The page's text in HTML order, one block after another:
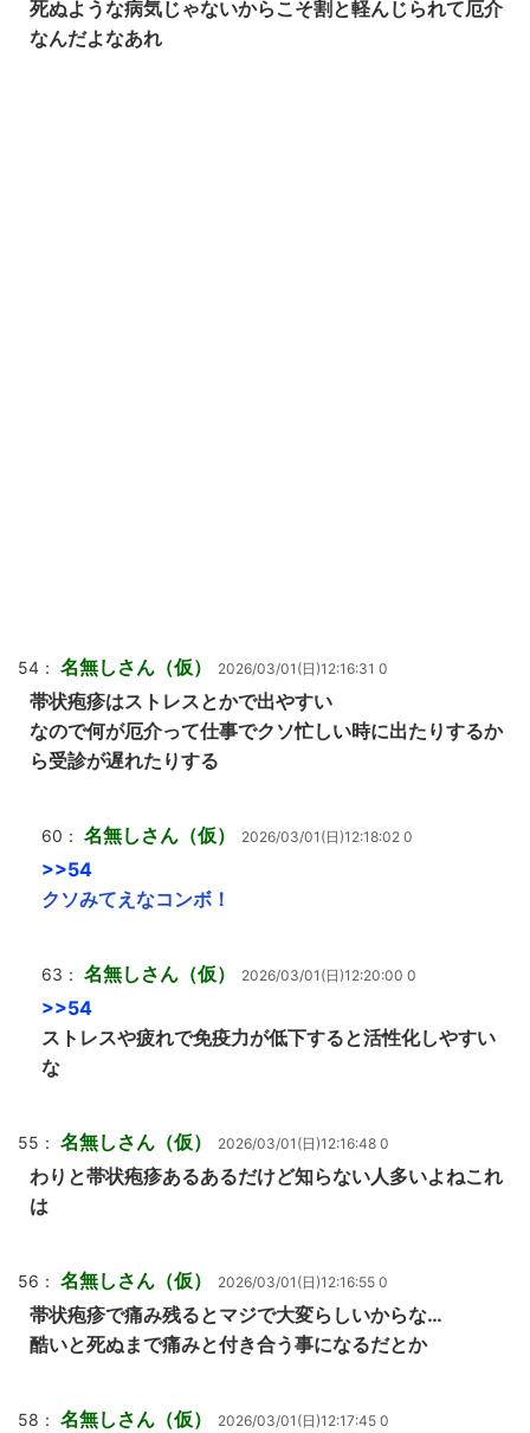
死ぬような病気じゃないからこそ割と軽んじられて厄介
なんだよなあれ
54： 名無しさん（仮） 2026/03/01(日)12:16:31 0
帯状疱疹はストレスとかで出やすい
なので何が厄介って仕事でクソ忙しい時に出たりするか
ら受診が遅れたりする
60： 名無しさん（仮） 2026/03/01(日)12:18:02 0
>>54
クソみてえなコンボ！
63： 名無しさん（仮） 2026/03/01(日)12:20:00 0
>>54
ストレスや疲れで免疫力が低下すると活性化しやすい
な
55： 名無しさん（仮） 2026/03/01(日)12:16:48 0
わりと帯状疱疹あるあるだけど知らない人多いよねこれ
は
56： 名無しさん（仮） 2026/03/01(日)12:16:55 0
帯状疱疹で痛み残るとマジで大変らしいからな…
酷いと死ぬまで痛みと付き合う事になるだとか
58： 名無しさん（仮） 2026/03/01(日)12:17:45 0